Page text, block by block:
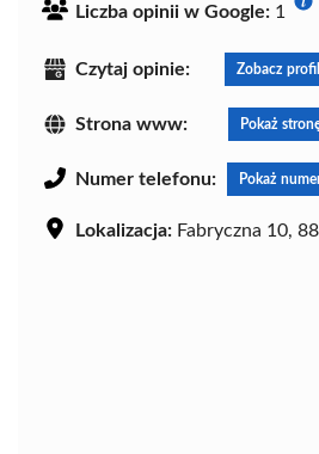
Liczba opinii w Google: 1
Czytaj opinie: Zobacz profil
Strona www: Pokaż
Numer telefonu: Pokaż
Lokalizacja: Fabryczna 10,